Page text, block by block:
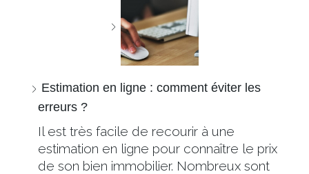
Estimation en ligne : comment éviter les
erreurs ?
Il est très facile de recourir à une
estimation en ligne pour connaître le prix
de son bien immobilier. Nombreux sont